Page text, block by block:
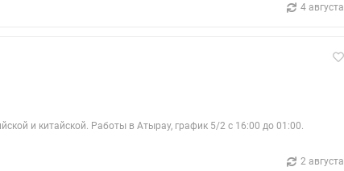
4 августа
и китайской. Работы в Атырау, график 5/2 с 16:00 до 01:00.
2 августа